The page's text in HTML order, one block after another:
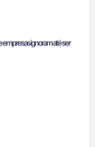
empresas ignoram até ser